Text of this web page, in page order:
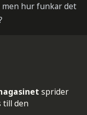
men hur funkar det
sprider
till den